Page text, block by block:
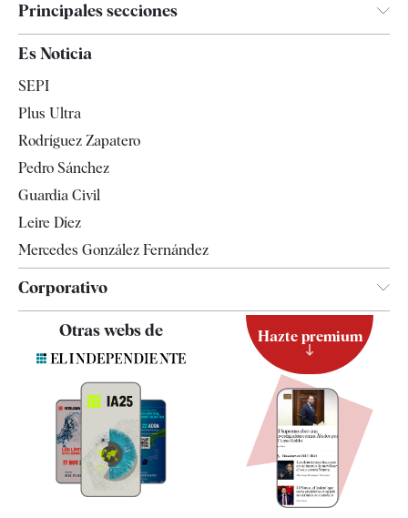
Principales secciones
España
Televisión
Es Noticia
SEPI
Plus Ultra
Rodríguez Zapatero
Pedro Sánchez
Guardia Civil
Leire Díez
Mercedes González Fernández
Corporativo
Contacto
Quiénes somos
Especificaciones
Otras webs de Hazte premium